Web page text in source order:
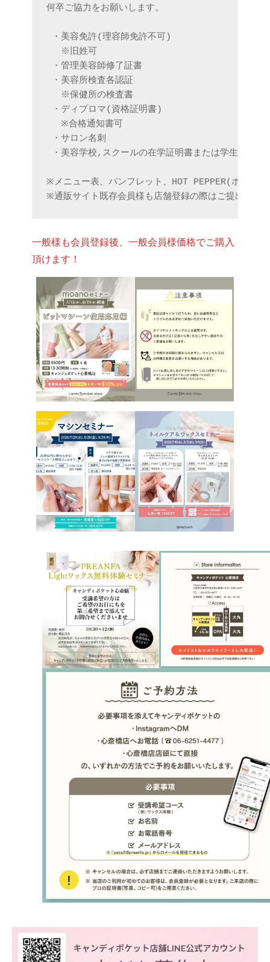
何卒ご協力をお願いします。
・美容免許(理容師免許不可)
※旧姓可
・管理美容師修了証書
・美容所検査各認証
※保健所の検査書
・ディプロマ(資格証明書)
※合格通知書可
・サロン名刺
・美容学校,スクールの在学証明書または学生証
※メニュー表、パンフレット、HOT PEPPER(ホット
※通販サイト既存会員様も店舗登録の際はご提出をお
一般様も会員登録後、一般会員様価格でご購入
頂けます！